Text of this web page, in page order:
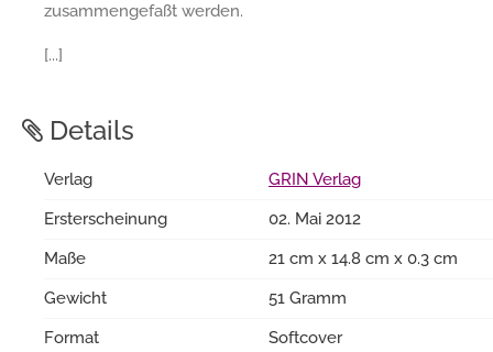
zusammengefaßt werden.
[...]
Details
Verlag
GRIN Verlag
Ersterscheinung
02. Mai 2012
Maße
21 cm x 14.8 cm x 0.3 cm
Gewicht
51 Gramm
Format
Softcover